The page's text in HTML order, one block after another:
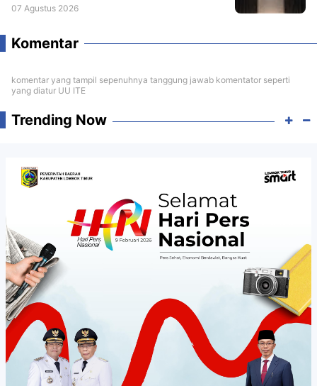
07 Agustus 2026
Komentar
komentar yang tampil sepenuhnya tanggung jawab komentator seperti
yang diatur UU ITE
Trending Now